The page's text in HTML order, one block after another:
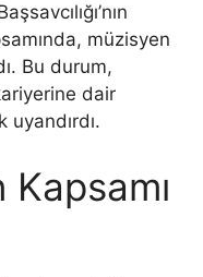
müzisyen
Bu durum,
dair